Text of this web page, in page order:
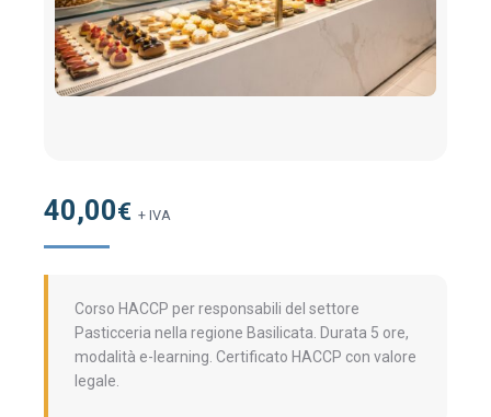
40,00€ + IVA
Corso HACCP per responsabili del settore
Pasticceria nella regione Basilicata. Durata 5 ore,
modalità e-learning. Certificato HACCP con valore
legale.